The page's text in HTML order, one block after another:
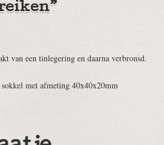
van een tinlegering en daarna verbronsd.
met afmeting 40x40x20mm